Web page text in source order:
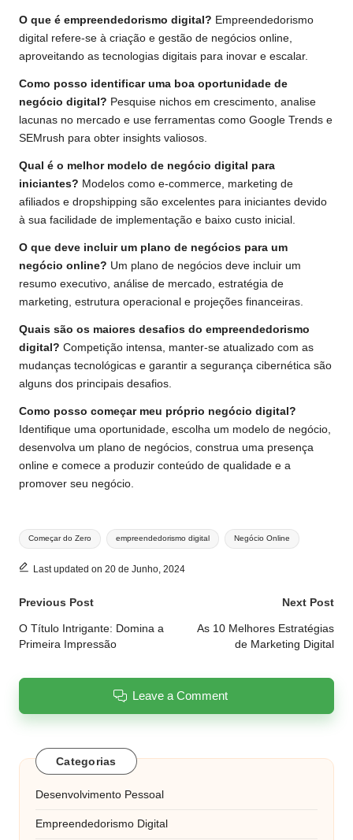
O que é empreendedorismo digital? Empreendedorismo
digital refere-se à criação e gestão de negócios online,
aproveitando as tecnologias digitais para inovar e escalar.
Como posso identificar uma boa oportunidade de
negócio digital? Pesquise nichos em crescimento, analise
lacunas no mercado e use ferramentas como Google Trends e
SEMrush para obter insights valiosos.
Qual é o melhor modelo de negócio digital para
iniciantes? Modelos como e-commerce, marketing de
afiliados e dropshipping são excelentes para iniciantes devido
à sua facilidade de implementação e baixo custo inicial.
O que deve incluir um plano de negócios para um
negócio online? Um plano de negócios deve incluir um
resumo executivo, análise de mercado, estratégia de
marketing, estrutura operacional e projeções financeiras.
Quais são os maiores desafios do empreendedorismo
digital? Competição intensa, manter-se atualizado com as
mudanças tecnológicas e garantir a segurança cibernética são
alguns dos principais desafios.
Como posso começar meu próprio negócio digital?
Identifique uma oportunidade, escolha um modelo de negócio,
desenvolva um plano de negócios, construa uma presença
online e comece a produzir conteúdo de qualidade e a
promover seu negócio.
Tags:
Começar do Zero empreendedorismo digital Negócio Online
Last updated on 20 de Junho, 2024
Post
navigation
Previous Post
O Título Intrigante: Domina a
Primeira Impressão
Next Post
As 10 Melhores Estratégias
de Marketing Digital
Leave a Comment
Categorias
Desenvolvimento Pessoal
Empreendedorismo Digital